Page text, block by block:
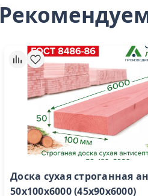
Доска сухая строганная
50х100х6000 (45х90х6000)